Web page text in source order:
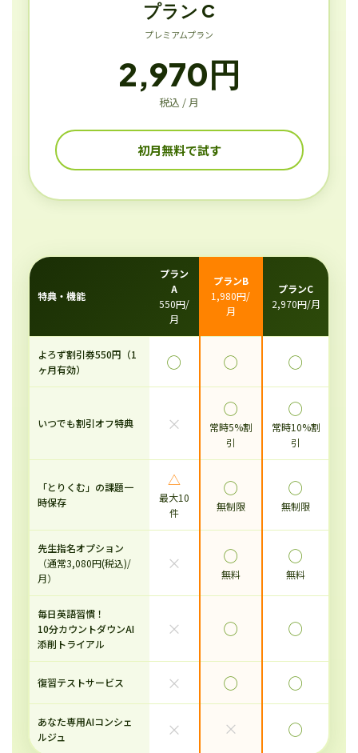
プラン C
プレミアムプラン
2,970円
税込 / 月
初月無料で試す
特典・機能
プラン
A
550円/
月
プランB
1,980円/
月
プランC
2,970円/月
よろず割引券550円（1
ヶ月有効）
◯ ◯ ◯
いつでも割引オフ特典 ×
◯
常時5%割
引
◯
常時10%割
引
「とりくむ」の課題一
時保存
△
最大10
件
◯
無制限
◯
無制限
先生指名オプション
（通常3,080円(税込)/
月）
× ◯
無料
◯
無料
毎日英語習慣！
10分カウントダウンAI
添削トライアル
× ◯ ◯
復習テストサービス × ◯ ◯
あなた専用AIコンシェ
ルジュ
× × ◯